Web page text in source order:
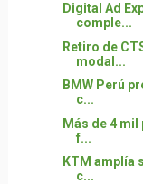
Digital Ad
comple...
Retiro de
modal...
BMW Perú
c...
Más de 4
f...
KTM amplía
c...